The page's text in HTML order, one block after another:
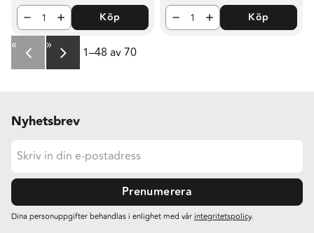
Köp Köp
1–48 av70
« »
Nyhetsbrev
Prenumerera
Dina personuppgifter behandlas i enlighet med vårintegritetspolicy.